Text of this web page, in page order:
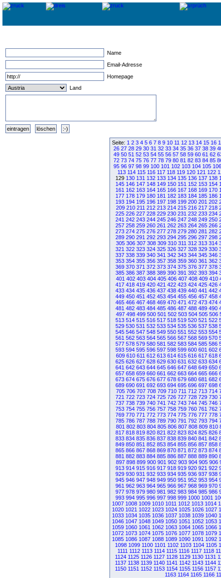
Name
Email-Adresse
Homepage
Land
Seite: 1 2 3 4 5 6 7 8 9 10 11 12 13 14 15 16
26 27 28 29 30 31 32 33 34 35 36 37 38 39
49 50 51 52 53 54 55 56 57 58 59 60 61 62
72 73 74 75 76 77 78 79 80 81 82 83 84 85
95 96 97 98 99 100 101 102 103 104 105 106
113 114 115 116 117 118 119 120 121 122
129 130 131 132 133 134 135 136 137 138
145 146 147 148 149 150 151 152 153 154
161 162 163 164 165 166 167 168 169 170
177 178 179 180 181 182 183 184 185 186
193 194 195 196 197 198 199 200 201 202
209 210 211 212 213 214 215 216 217 218
225 226 227 228 229 230 231 232 233 234
241 242 243 244 245 246 247 248 249 250
257 258 259 260 261 262 263 264 265 266
273 274 275 276 277 278 279 280 281 282
289 290 291 292 293 294 295 296 297 298
305 306 307 308 309 310 311 312 313 314
321 322 323 324 325 326 327 328 329 330
337 338 339 340 341 342 343 344 345 346
353 354 355 356 357 358 359 360 361 362
369 370 371 372 373 374 375 376 377 378
385 386 387 388 389 390 391 392 393 394
401 402 403 404 405 406 407 408 409 410
417 418 419 420 421 422 423 424 425 426
433 434 435 436 437 438 439 440 441 442
449 450 451 452 453 454 455 456 457 458
465 466 467 468 469 470 471 472 473 474
481 482 483 484 485 486 487 488 489 490
497 498 499 500 501 502 503 504 505 506
513 514 515 516 517 518 519 520 521 522
529 530 531 532 533 534 535 536 537 538
545 546 547 548 549 550 551 552 553 554
561 562 563 564 565 566 567 568 569 570
577 578 579 580 581 582 583 584 585 586
593 594 595 596 597 598 599 600 601 602
609 610 611 612 613 614 615 616 617 618
625 626 627 628 629 630 631 632 633 634
641 642 643 644 645 646 647 648 649 650
657 658 659 660 661 662 663 664 665 666
673 674 675 676 677 678 679 680 681 682
689 690 691 692 693 694 695 696 697 698
705 706 707 708 709 710 711 712 713 714
721 722 723 724 725 726 727 728 729 730
737 738 739 740 741 742 743 744 745 746
753 754 755 756 757 758 759 760 761 762
769 770 771 772 773 774 775 776 777 778
785 786 787 788 789 790 791 792 793 794
801 802 803 804 805 806 807 808 809 810
817 818 819 820 821 822 823 824 825 826
833 834 835 836 837 838 839 840 841 842
849 850 851 852 853 854 855 856 857 858
865 866 867 868 869 870 871 872 873 874
881 882 883 884 885 886 887 888 889 890
897 898 899 900 901 902 903 904 905 906
913 914 915 916 917 918 919 920 921 922
929 930 931 932 933 934 935 936 937 938
945 946 947 948 949 950 951 952 953 954
961 962 963 964 965 966 967 968 969 970
977 978 979 980 981 982 983 984 985 986
993 994 995 996 997 998 999 1000 1001
1007 1008 1009 1010 1011 1012 1013 1014
1020 1021 1022 1023 1024 1025 1026 1027
1033 1034 1035 1036 1037 1038 1039 1040
1046 1047 1048 1049 1050 1051 1052 1053
1059 1060 1061 1062 1063 1064 1065 1066
1072 1073 1074 1075 1076 1077 1078 1079
1085 1086 1087 1088 1089 1090 1091 1092
1098 1099 1100 1101 1102 1103 1104 1105
1111 1112 1113 1114 1115 1116 1117 1118
1124 1125 1126 1127 1128 1129 1130 1131
1137 1138 1139 1140 1141 1142 1143 1144
1150 1151 1152 1153 1154 1155 1156 1157
1163 1164 1165 1166